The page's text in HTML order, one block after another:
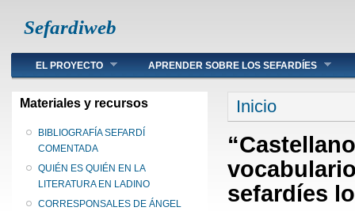
Sefardiweb
Main menu
EL PROYECTO APRENDER SOBRE LOS SEFARDÍES
Materiales y recursos
BIBLIOGRAFÍA SEFARDÍ
COMENTADA
QUIÉN ES QUIÉN EN LA
LITERATURA EN LADINO
CORRESPONSALES DE ÁNGEL
Se encuentra
Inicio
sefardíes